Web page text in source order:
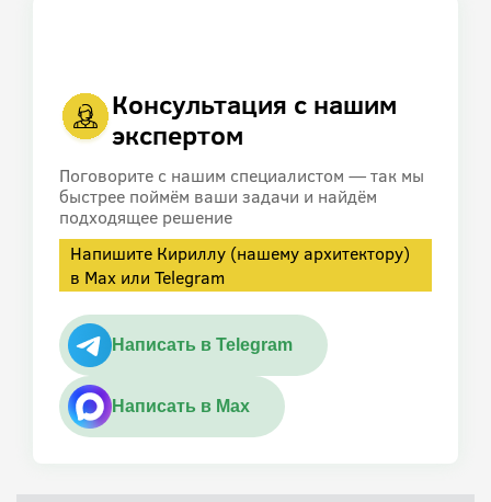
Консультация с нашим
экспертом
Поговорите с нашим специалистом — так мы
быстрее поймём ваши задачи и найдём
подходящее решение
Напишите Кириллу (нашему архитектору)
в Max или Telegram
Написать в Telegram
Написать в Max